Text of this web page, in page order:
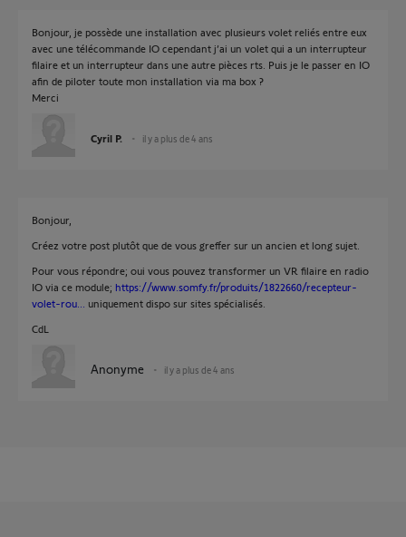
Bonjour, je possède une installation avec plusieurs volet reliés entre eux
avec une télécommande IO cependant j’ai un volet qui a un interrupteur
filaire et un interrupteur dans une autre pièces rts. Puis je le passer en IO
afin de piloter toute mon installation via ma box ?
Merci
Cyril P. il y a plus de 4 ans
Bonjour,
Créez votre post plutôt que de vous greffer sur un ancien et long sujet.
Pour vous répondre; oui vous pouvez transformer un VR filaire en radio
IO via ce module; https://www.somfy.fr/produits/1822660/recepteur-
volet-rou...
uniquement dispo sur sites spécialisés.
CdL
Anonyme il y a plus de 4 ans